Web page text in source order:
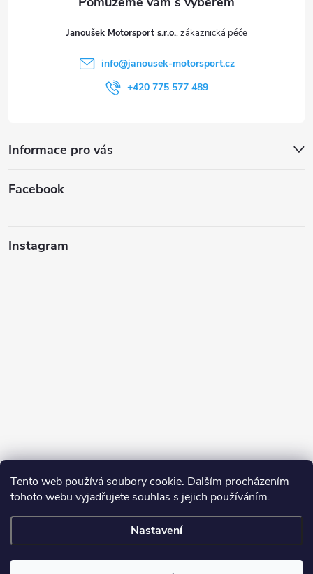
Tento web používá soubory cookie. Dalším procházením
tohoto webu vyjadřujete souhlas s jejich používáním.
Nastavení
Janoušek Motorsport s.r.o.
info@janousek-motorsport.cz
+420 775 577 489
Informace pro vás
Facebook
Instagram
Sledovat na Instagramu
práva vyhrazena.Upravit nastavení cookies